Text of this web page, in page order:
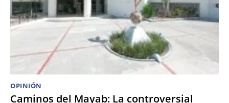
OPINIÓN
Caminos del Mayab: La controversial